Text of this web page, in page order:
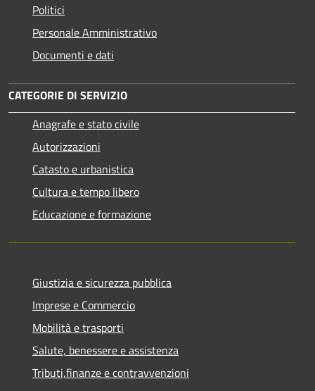
Politici
Personale Amministrativo
Documenti e dati
CATEGORIE DI SERVIZIO
Anagrafe e stato civile
Autorizzazioni
Catasto e urbanistica
Cultura e tempo libero
Educazione e formazione
Giustizia e sicurezza pubblica
Imprese e Commercio
Mobilità e trasporti
Salute, benessere e assistenza
Tributi,finanze e contravvenzioni